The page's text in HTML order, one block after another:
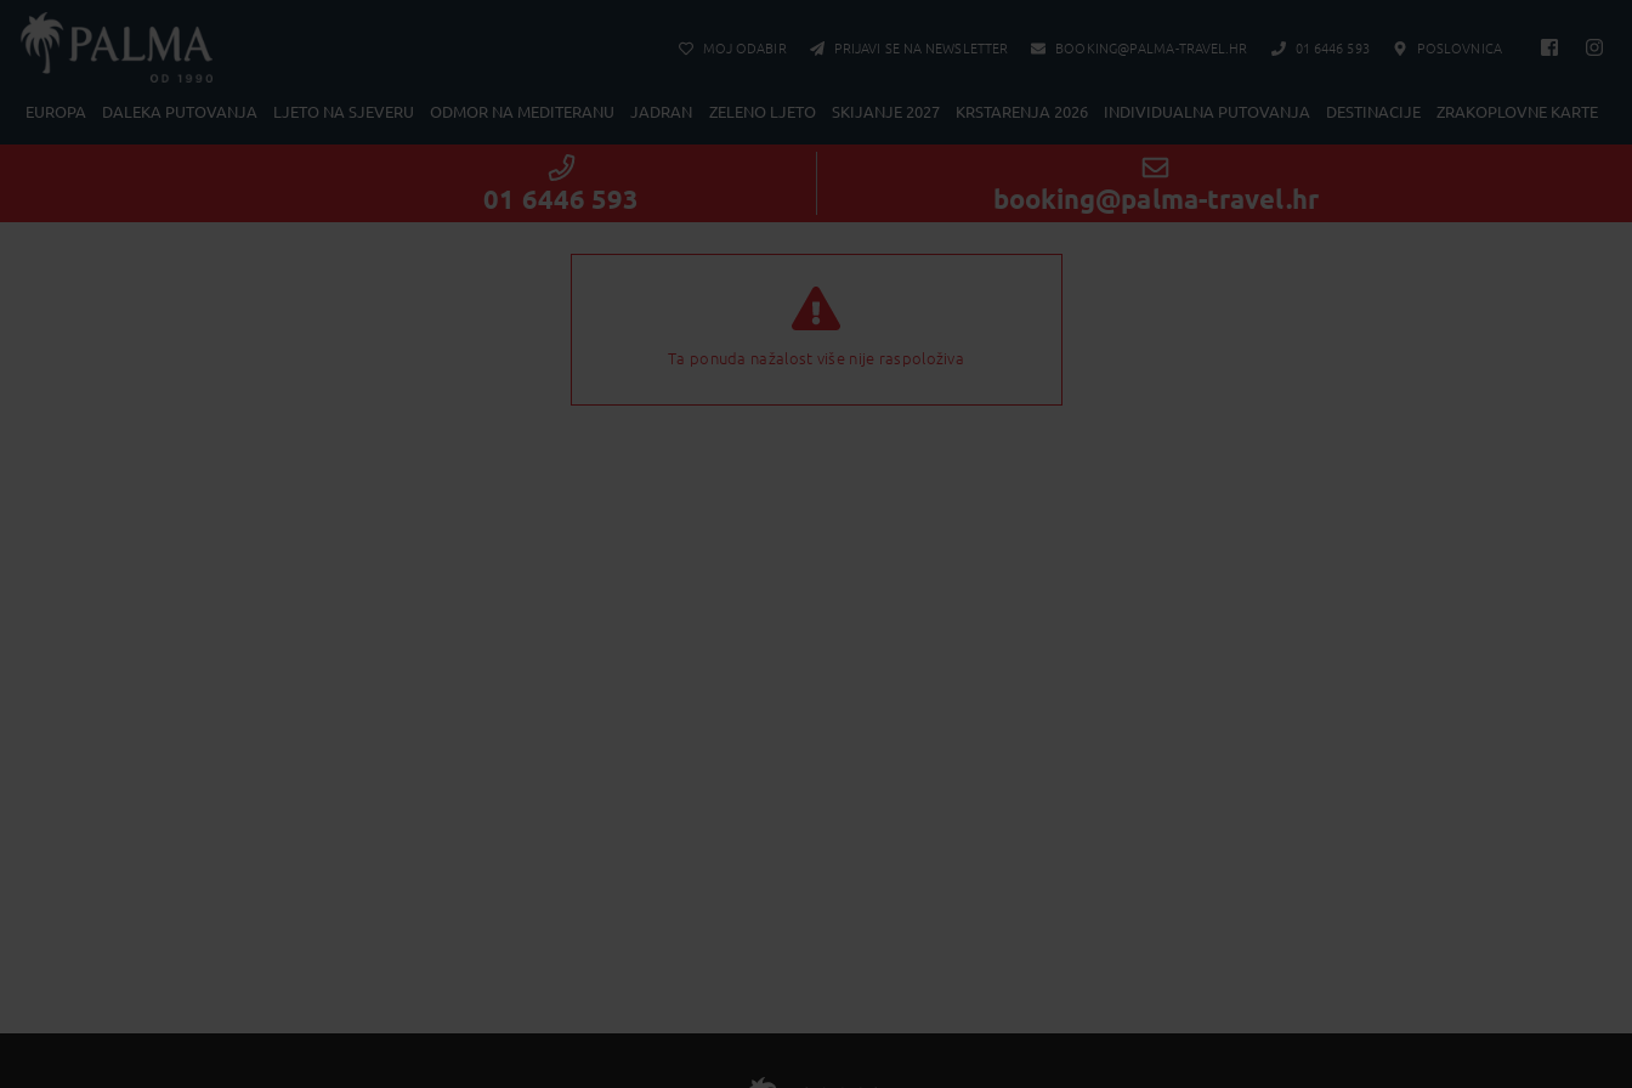
MOJ ODABIR PRIJAVI SE NA NEWSLETTER BOOKING@PALMA-TRAVEL.HR 01 6446 593 POSLOVNICA
EUROPA DALEKA PUTOVANJA LJETO NA SJEVERU ODMOR NA MEDITERANU JADRAN ZELENO LJETO SKIJANJE 2027 KRSTARENJA 2026 INDIVIDUALNA PUTOVANJA DESTINACIJE ZRAKOPLOVNE KARTE
01 6446 593 booking@palma-travel.hr
Ta ponuda nažalost više nije raspoloživa